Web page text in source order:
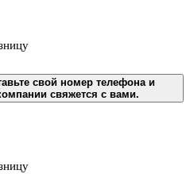
свой номер телефона и
свяжется с вами.